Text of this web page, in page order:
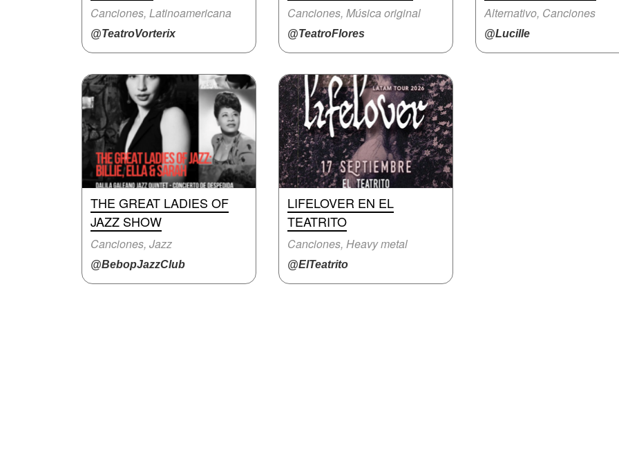
Canciones, Latinoamericana
@TeatroVorterix
Canciones, Música original
@TeatroFlores
Alternativo, Canciones
@Lucille
THE GREAT LADIES OF
JAZZ SHOW
Canciones, Jazz
@BebopJazzClub
LIFELOVER EN EL
TEATRITO
Canciones, Heavy metal
@ElTeatrito